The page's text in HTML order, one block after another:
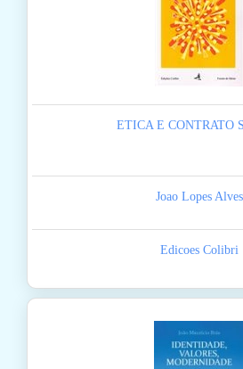
ETICA E CONTRATO
Joao Lopes Alves
Edicoes Colibri